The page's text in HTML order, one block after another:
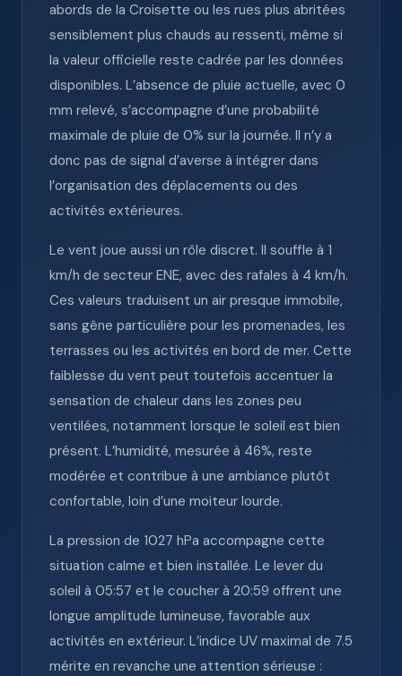
abords de la Croisette ou les rues plus abritées
sensiblement plus chauds au ressenti, même si
la valeur officielle reste cadrée par les données
disponibles. L’absence de pluie actuelle, avec 0
mm relevé, s’accompagne d’une probabilité
maximale de pluie de 0% sur la journée. Il n’y a
donc pas de signal d’averse à intégrer dans
l’organisation des déplacements ou des
activités extérieures.
Le vent joue aussi un rôle discret. Il souffle à 1
km/h de secteur ENE, avec des rafales à 4 km/h.
Ces valeurs traduisent un air presque immobile,
sans gêne particulière pour les promenades, les
terrasses ou les activités en bord de mer. Cette
faiblesse du vent peut toutefois accentuer la
sensation de chaleur dans les zones peu
ventilées, notamment lorsque le soleil est bien
présent. L’humidité, mesurée à 46%, reste
modérée et contribue à une ambiance plutôt
confortable, loin d’une moiteur lourde.
La pression de 1027 hPa accompagne cette
situation calme et bien installée. Le lever du
soleil à 05:57 et le coucher à 20:59 offrent une
longue amplitude lumineuse, favorable aux
activités en extérieur. L’indice UV maximal de 7.5
mérite en revanche une attention sérieuse :